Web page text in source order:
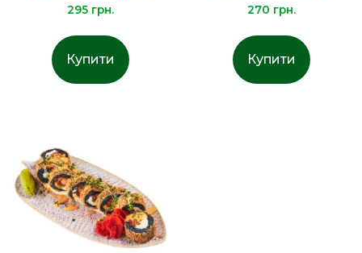
295 грн.
Купити
270 грн.
Купити